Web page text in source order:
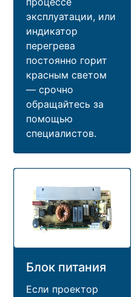
эксплуатации, или
индикатор
перегрева
постоянно горит
красным светом
— срочно
обращайтесь за
помощью
специалистов.
Блок питания
Если проектор